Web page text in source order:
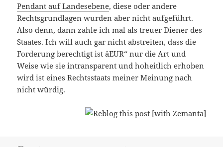
Pendant auf Landesebene, diese oder andere
Rechtsgrundlagen wurden aber nicht aufgeführt.
Also denn, dann zahle ich mal als treuer Diener des
Staates. Ich will auch gar nicht abstreiten, dass die
Forderung berechtigt ist âEUR“ nur die Art und
Weise wie sie intransparent und hoheitlich erhoben
wird ist eines Rechtsstaats meiner Meinung nach
nicht würdig.